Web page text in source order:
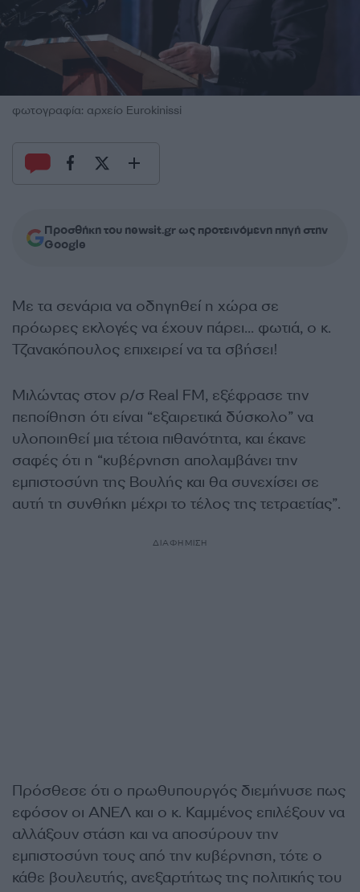
φωτογραφία: αρχείο Eurokinissi
Προσθήκη του newsit.gr ως προτεινόμενη πηγή στην
Google
Με τα σενάρια να οδηγηθεί η χώρα σε
πρόωρες εκλογές να έχουν πάρει… φωτιά, ο κ.
Τζανακόπουλος επιχειρεί να τα σβήσει!
Μιλώντας στον ρ/σ Real FM, εξέφρασε την
πεποίθηση ότι είναι “εξαιρετικά δύσκολο” να
υλοποιηθεί μια τέτοια πιθανότητα, και έκανε
σαφές ότι η “κυβέρνηση απολαμβάνει την
εμπιστοσύνη της Βουλής και θα συνεχίσει σε
αυτή τη συνθήκη μέχρι το τέλος της τετραετίας”.
ΔΙΑΦΗΜΙΣΗ
Πρόσθεσε ότι ο πρωθυπουργός διεμήνυσε πως
εφόσον οι ΑΝΕΛ και ο κ. Καμμένος επιλέξουν να
αλλάξουν στάση και να αποσύρουν την
εμπιστοσύνη τους από την κυβέρνηση, τότε ο
κάθε βουλευτής, ανεξαρτήτως της πολιτικής του